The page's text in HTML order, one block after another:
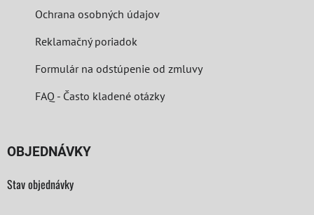
Ochrana osobných údajov
Reklamačný poriadok
Formulár na odstúpenie od zmluvy
FAQ - Často kladené otázky
OBJEDNÁVKY
Stav objednávky